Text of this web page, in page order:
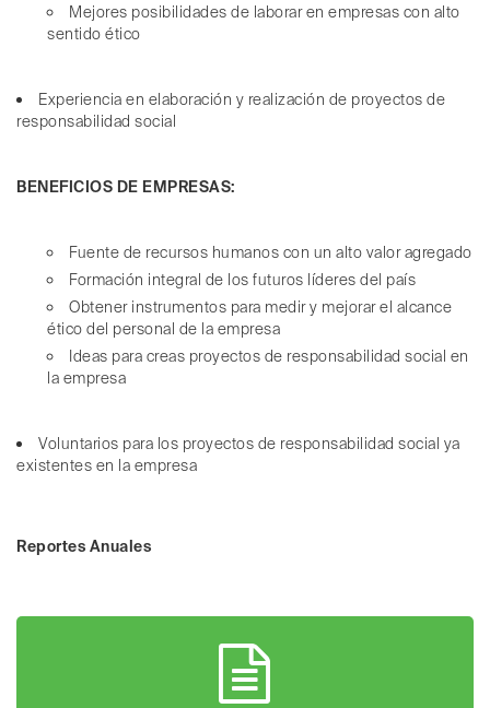
Mejores posibilidades de laborar en empresas con alto
sentido ético
Experiencia en elaboración y realización de proyectos de
responsabilidad social
BENEFICIOS DE EMPRESAS:
Fuente de recursos humanos con un alto valor agregado
Formación integral de los futuros líderes del país
Obtener instrumentos para medir y mejorar el alcance
ético del personal de la empresa
Ideas para creas proyectos de responsabilidad social en
la empresa
Voluntarios para los proyectos de responsabilidad social ya
existentes en la empresa
Reportes Anuales